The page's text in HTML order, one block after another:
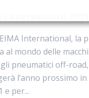
International, la
mondo delle
pneumatici off-
l’anno prossimo in
e per...